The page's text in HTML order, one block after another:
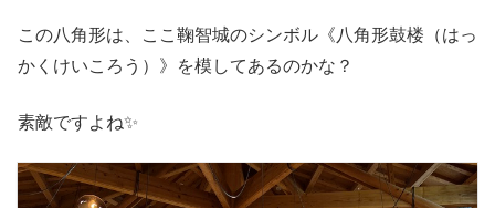
この八角形は、ここ鞠智城のシンボル《八角形鼓楼（はっ
かくけいころう）》を模してあるのかな？
素敵ですよね✨